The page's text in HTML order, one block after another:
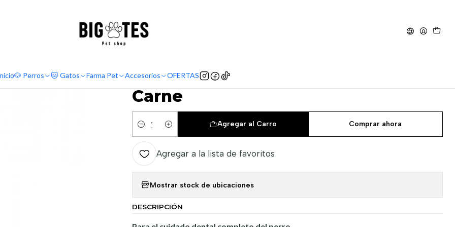
🐶 Perros 🐱 Gatos Farma Pet Accesorios OFERTAS
Limpieza Bioline Pasta de Dientes Sabor Carne
Bioline Pasta de Dientes Sabor
Carne
Cantidad
Agregar al Carro Comprar ahora
Agregar a la lista de favoritos
Mostrar stock de ubicaciones
DESCRIPCIÓN